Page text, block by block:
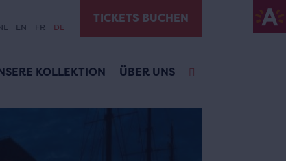
EN FR DE
TICKETS BUCHEN
KOLLEKTION ÜBER UNS